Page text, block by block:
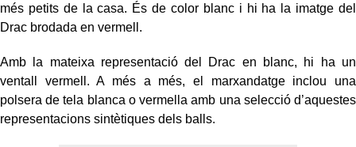
més petits de la casa. És de color blanc i hi ha la imatge del
Drac brodada en vermell.
Amb la mateixa representació del Drac en blanc, hi ha un
ventall vermell. A més a més, el marxandatge inclou una
polsera de tela blanca o vermella amb una selecció d’aquestes
representacions sintètiques dels balls.